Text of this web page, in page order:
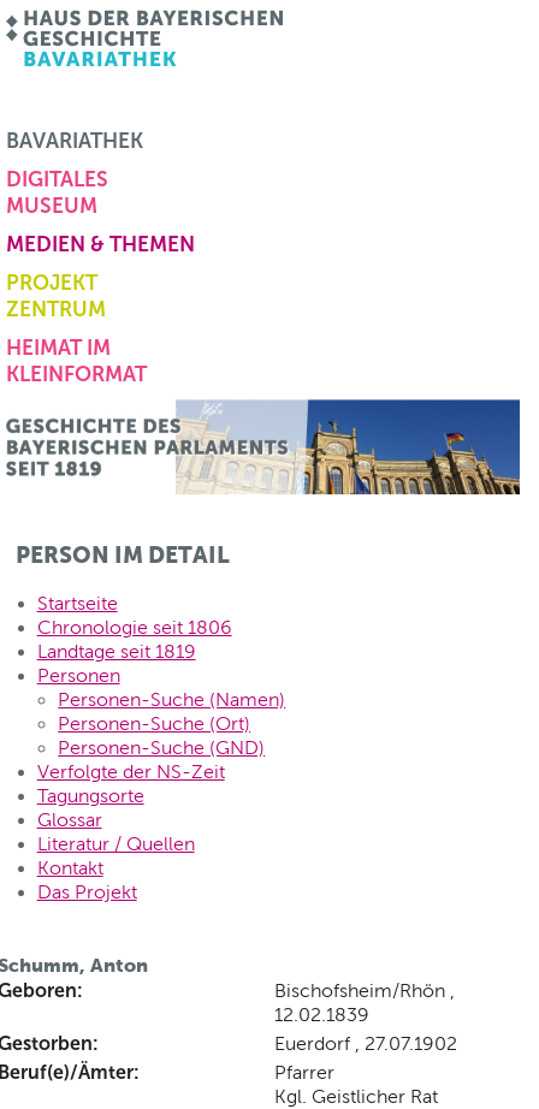
BAVARIATHEK
DIGITALES
MUSEUM
MEDIEN & THEMEN
PROJEKT
ZENTRUM
HEIMAT IM
KLEINFORMAT
PERSON IM DETAIL
Startseite
Chronologie seit 1806
Landtage seit 1819
Personen
Personen-Suche (Namen)
Personen-Suche (Ort)
Personen-Suche (GND)
Verfolgte der NS-Zeit
Tagungsorte
Glossar
Literatur / Quellen
Kontakt
Das Projekt
Anton
Bischofsheim/Rhön ,
12.02.1839
Euerdorf , 27.07.1902
Ämter:
Pfarrer
Kgl. Geistlicher Rat